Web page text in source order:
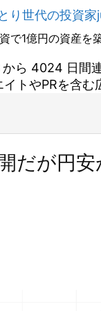
り世代の投資家
で1億円の資産を
ら 4024 日間
トやPRを含む
だが円安